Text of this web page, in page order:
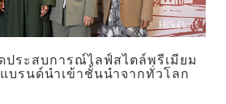
ดประสบการณ์ไลฟ์สไตล์พรีเมียม
บรนด์นำเข้าชั้นนำจากทั่วโลก